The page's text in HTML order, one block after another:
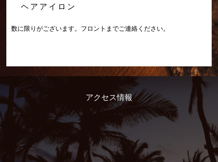
ヘアアイロン
数に限りがございます。フロントまでご連絡ください。
アクセス情報